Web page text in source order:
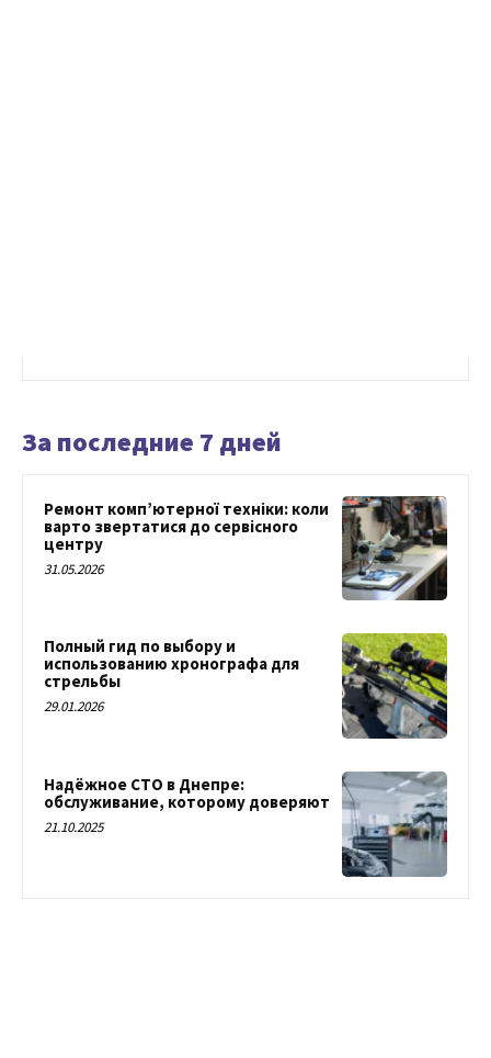
За последние 7 дней
Ремонт комп’ютерної техніки: коли
варто звертатися до сервісного
центру
31.05.2026
Полный гид по выбору и
использованию хронографа для
стрельбы
29.01.2026
Надёжное СТО в Днепре:
обслуживание, которому доверяют
21.10.2025